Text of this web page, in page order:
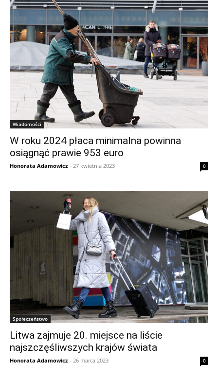
Wiadomości
W roku 2024 płaca minimalna powinna
osiągnąć prawie 953 euro
Honorata Adamowicz - 27 kwietnia 2023 0
Społeczeństwo
Litwa zajmuje 20. miejsce na liście
najszczęśliwszych krajów świata
Honorata Adamowicz - 26 marca 2023 0